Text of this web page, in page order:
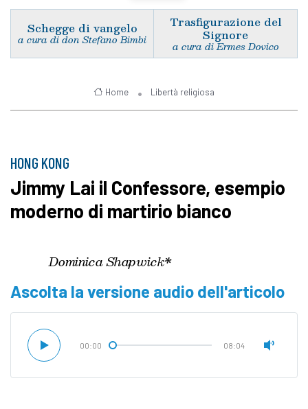
Schegge di vangelo
a cura di don Stefano Bimbi
Trasfigurazione del
Signore
a cura di Ermes Dovico
Home Libertà religiosa
HONG KONG
Jimmy Lai il Confessore, esempio
moderno di martirio bianco
Dominica Shapwick*
Ascolta la versione audio dell'articolo
00:00 08:04